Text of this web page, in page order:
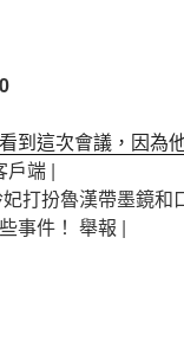
0
到這次會議，因為
戶端 |
打扮魯漢帶墨鏡和
事件！ 舉報 |